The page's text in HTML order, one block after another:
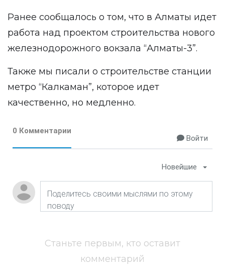
Ранее сообщалось о том, что в Алматы идет
работа над проектом строительства нового
железнодорожного вокзала “Алматы-3”.
Также мы писали о строительстве станции
метро “Калкаман”, которое идет
качественно, но медленно.
0 Комментарии
Войти
Новейшие
Станьте первым, кто оставит
комментарий